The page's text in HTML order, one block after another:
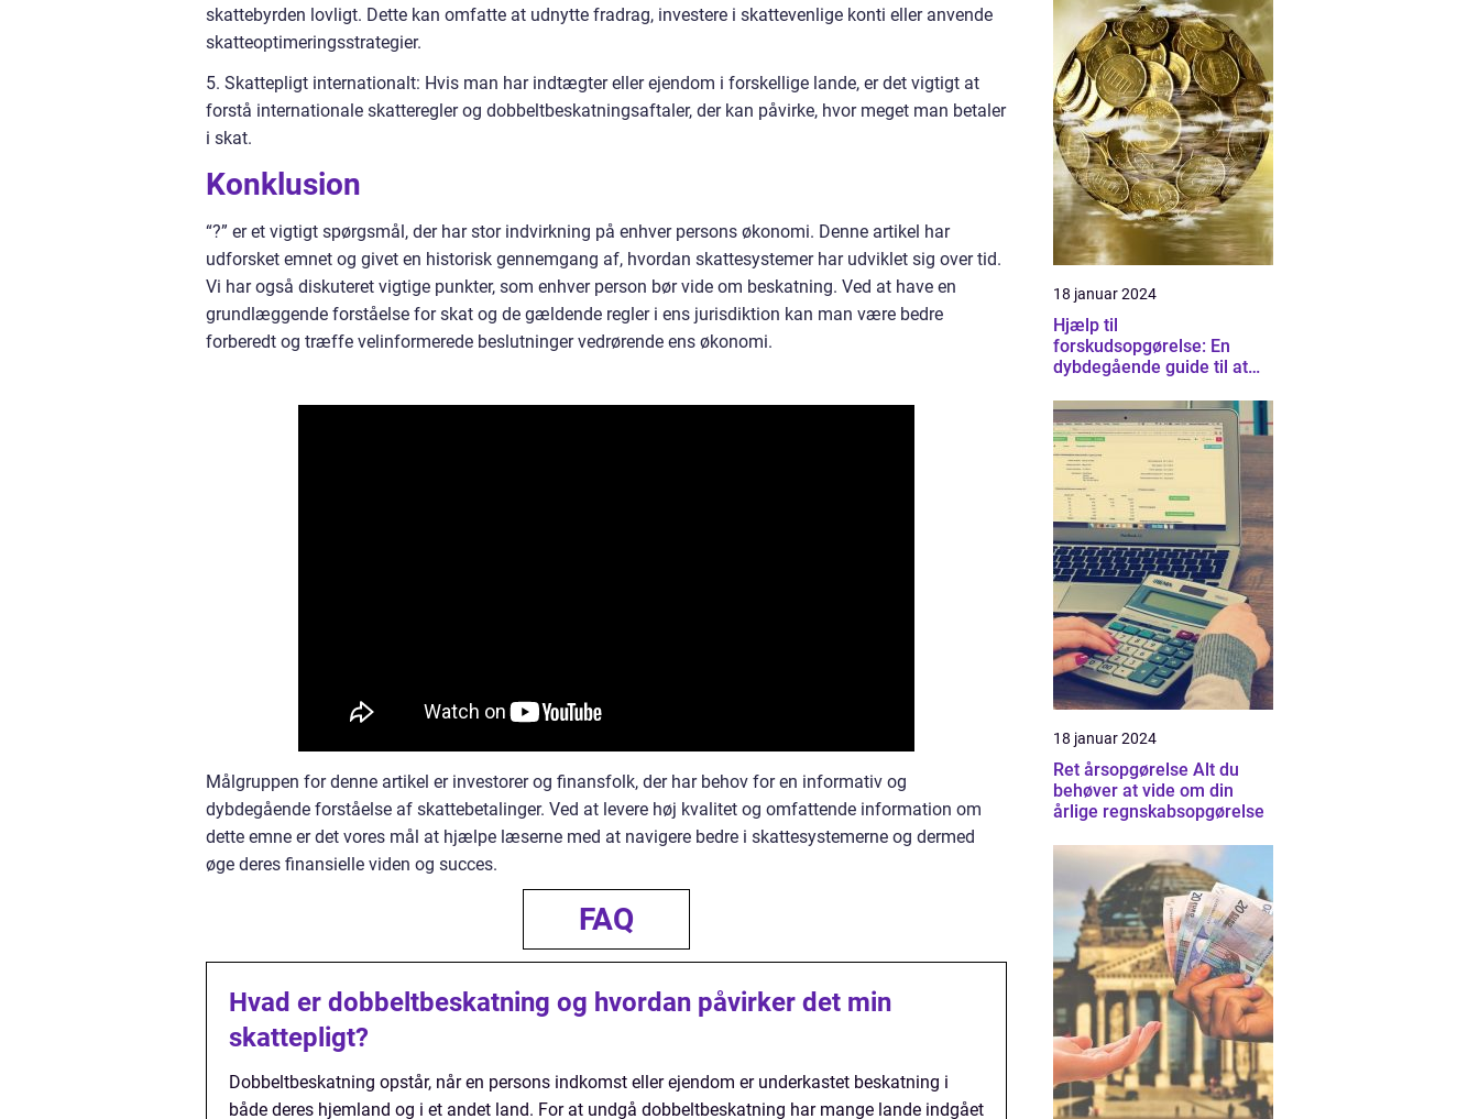
skattebyrden lovligt. Dette kan omfatte at udnytte fradrag, investere i skattevenlige konti eller anvende
skatteoptimeringsstrategier.
5. Skattepligt internationalt: Hvis man har indtægter eller ejendom i forskellige lande, er det vigtigt at
forstå internationale skatteregler og dobbeltbeskatningsaftaler, der kan påvirke, hvor meget man betaler
i skat.
Konklusion
“?” er et vigtigt spørgsmål, der har stor indvirkning på enhver persons økonomi. Denne artikel har
udforsket emnet og givet en historisk gennemgang af, hvordan skattesystemer har udviklet sig over tid.
Vi har også diskuteret vigtige punkter, som enhver person bør vide om beskatning. Ved at have en
grundlæggende forståelse for skat og de gældende regler i ens jurisdiktion kan man være bedre
forberedt og træffe velinformerede beslutninger vedrørende ens økonomi.
Målgruppen for denne artikel er investorer og finansfolk, der har behov for en informativ og
dybdegående forståelse af skattebetalinger. Ved at levere høj kvalitet og omfattende information om
dette emne er det vores mål at hjælpe læserne med at navigere bedre i skattesystemerne og dermed
øge deres finansielle viden og succes.
FAQ
Hvad er dobbeltbeskatning og hvordan påvirker det min
skattepligt?
Dobbeltbeskatning opstår, når en persons indkomst eller ejendom er underkastet beskatning i
både deres hjemland og i et andet land. For at undgå dobbeltbeskatning har mange lande indgået
18 januar 2024
Hjælp til
forskudsopgørelse: En
dybdegående guide til at
skatteforhold
18 januar 2024
Ret årsopgørelse Alt du
behøver at vide om din
årlige regnskabsopgørelse